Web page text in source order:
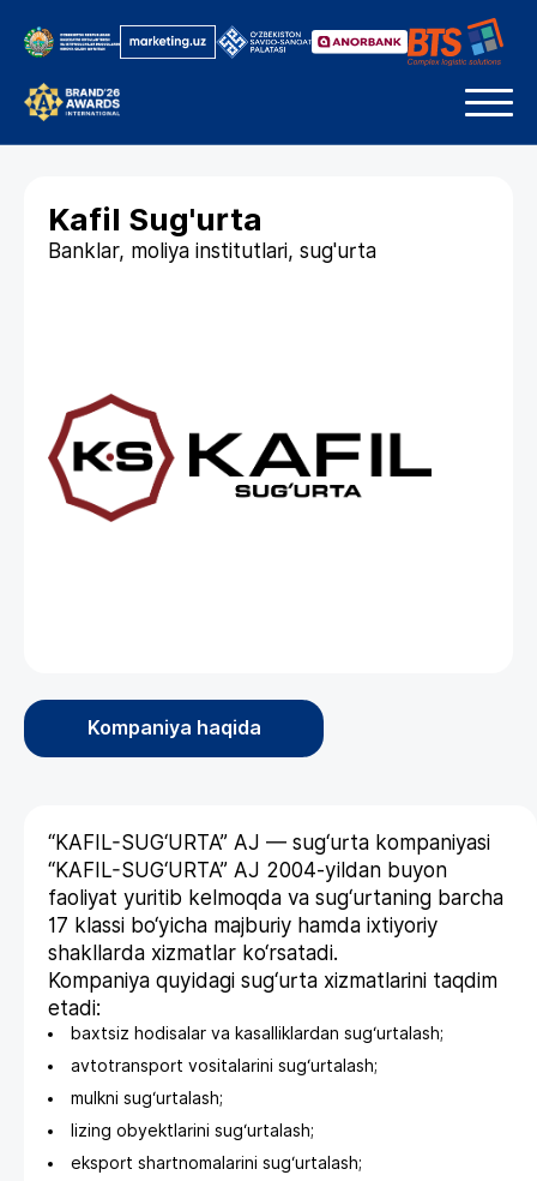
Kafil Sug'urta
Banklar, moliya institutlari, sug'urta
Kompaniya haqida
“KAFIL-SUG‘URTA” AJ — sug‘urta kompaniyasi
“KAFIL-SUG‘URTA” AJ 2004-yildan buyon
faoliyat yuritib kelmoqda va sug‘urtaning barcha
17 klassi bo‘yicha majburiy hamda ixtiyoriy
shakllarda xizmatlar ko‘rsatadi.
Kompaniya quyidagi sug‘urta xizmatlarini taqdim
etadi:
baxtsiz hodisalar va kasalliklardan sug‘urtalash;
avtotransport vositalarini sug‘urtalash;
mulkni sug‘urtalash;
lizing obyektlarini sug‘urtalash;
eksport shartnomalarini sug‘urtalash;